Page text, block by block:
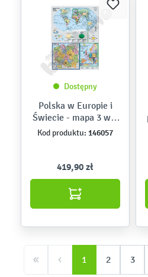
Dostępny
Polska w Europie i
Świecie - mapa 3 w 1
160 x 120 cm
Kod produktu: 146057
419,90 zł
1 2 3